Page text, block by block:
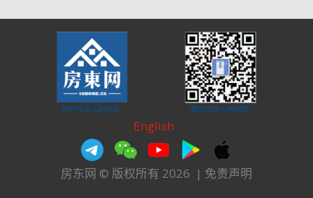
English
房东网 © 版权所有 2026 | 免责声明